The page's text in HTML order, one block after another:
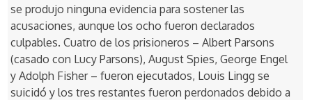
se produjo ninguna evidencia para sostener las
acusaciones, aunque los ocho fueron declarados
culpables. Cuatro de los prisioneros – Albert Parsons
(casado con Lucy Parsons), August Spies, George Engel
y Adolph Fisher – fueron ejecutados, Louis Lingg se
suicidó y los tres restantes fueron perdonados debido a